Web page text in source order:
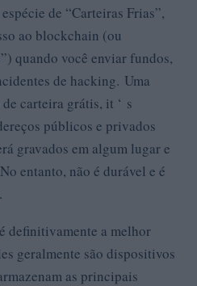
de “Carteiras Frias”,
ao blockchain (ou
quando você enviar fundos,
de hacking. Uma
carteira grátis, it ‘ s
públicos e privados
gravados em algum lugar e
entanto, não é durável e é
definitivamente a melhor
geralmente são dispositivos
as principais